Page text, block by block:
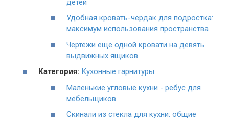
Удобная кровать-чердак для подростка:
максимум использования пространства
Чертежи еще одной кровати на девять
выдвижных ящиков
Категория: Кухонные гарнитуры
Маленькие угловые кухни - ребус для
мебельщиков
Cкинали из стекла для кухни: общие